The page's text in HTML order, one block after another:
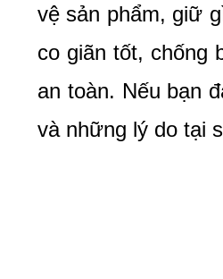
vệ sản phẩm, giữ
co giãn tốt, chống
an toàn. Nếu bạn
và những lý do tại